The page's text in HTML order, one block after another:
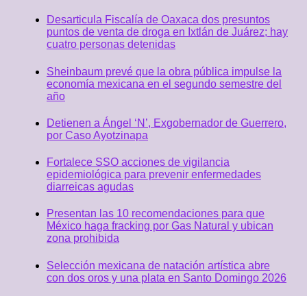
Desarticula Fiscalía de Oaxaca dos presuntos
puntos de venta de droga en Ixtlán de Juárez; hay
cuatro personas detenidas
Sheinbaum prevé que la obra pública impulse la
economía mexicana en el segundo semestre del
año
Detienen a Ángel ‘N’, Exgobernador de Guerrero,
por Caso Ayotzinapa
Fortalece SSO acciones de vigilancia
epidemiológica para prevenir enfermedades
diarreicas agudas
Presentan las 10 recomendaciones para que
México haga fracking por Gas Natural y ubican
zona prohibida
Selección mexicana de natación artística abre
con dos oros y una plata en Santo Domingo 2026